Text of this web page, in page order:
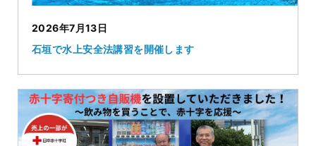
2026年7月13日
石垣で水上安全法講習を開催します